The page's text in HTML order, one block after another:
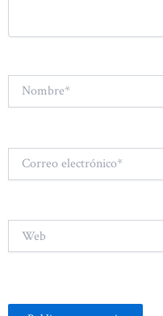
Nombre*
electrónico*